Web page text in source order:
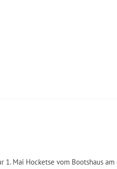
Mai Hocketse vom Bootshaus